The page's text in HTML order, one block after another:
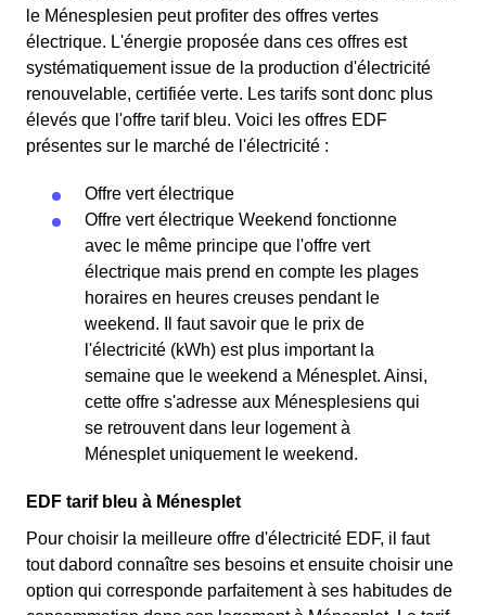
le Ménesplesien peut profiter des offres vertes
électrique. L'énergie proposée dans ces offres est
systématiquement issue de la production d'électricité
renouvelable, certifiée verte. Les tarifs sont donc plus
élevés que l'offre tarif bleu. Voici les offres EDF
présentes sur le marché de l'électricité :
Offre vert électrique
Offre vert électrique Weekend fonctionne
avec le même principe que l'offre vert
électrique mais prend en compte les plages
horaires en heures creuses pendant le
weekend. Il faut savoir que le prix de
l'électricité (kWh) est plus important la
semaine que le weekend a Ménesplet. Ainsi,
cette offre s'adresse aux Ménesplesiens qui
se retrouvent dans leur logement à
Ménesplet uniquement le weekend.
EDF tarif bleu à Ménesplet
Pour choisir la meilleure offre d'électricité EDF, il faut
tout dabord connaître ses besoins et ensuite choisir une
option qui corresponde parfaitement à ses habitudes de